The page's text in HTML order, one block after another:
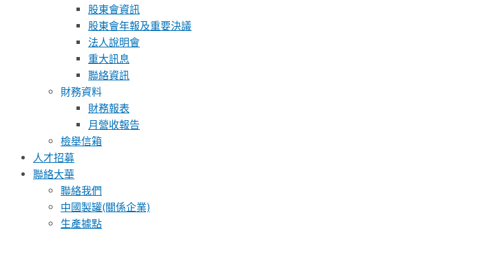
股東會資訊
股東會年報及重要決議
法人說明會
重大訊息
聯絡資訊
財務資料
財務報表
月營收報告
檢舉信箱
人才招募
聯絡大華
聯絡我們
中國製罐(關係企業)
生產據點